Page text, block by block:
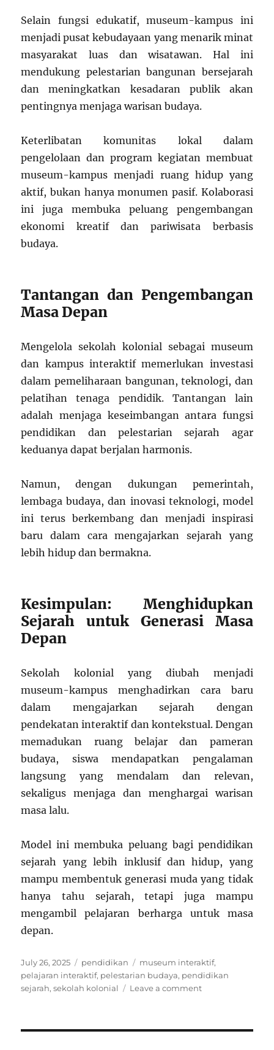
Selain fungsi edukatif, museum-kampus ini
menjadi pusat kebudayaan yang menarik minat
masyarakat luas dan wisatawan. Hal ini
mendukung pelestarian bangunan bersejarah
dan meningkatkan kesadaran publik akan
pentingnya menjaga warisan budaya.
Keterlibatan komunitas lokal dalam
pengelolaan dan program kegiatan membuat
museum-kampus menjadi ruang hidup yang
aktif, bukan hanya monumen pasif. Kolaborasi
ini juga membuka peluang pengembangan
ekonomi kreatif dan pariwisata berbasis
budaya.
Tantangan dan Pengembangan
Masa Depan
Mengelola sekolah kolonial sebagai museum
dan kampus interaktif memerlukan investasi
dalam pemeliharaan bangunan, teknologi, dan
pelatihan tenaga pendidik. Tantangan lain
adalah menjaga keseimbangan antara fungsi
pendidikan dan pelestarian sejarah agar
keduanya dapat berjalan harmonis.
Namun, dengan dukungan pemerintah,
lembaga budaya, dan inovasi teknologi, model
ini terus berkembang dan menjadi inspirasi
baru dalam cara mengajarkan sejarah yang
lebih hidup dan bermakna.
Kesimpulan: Menghidupkan
Sejarah untuk Generasi Masa
Depan
Sekolah kolonial yang diubah menjadi
museum-kampus menghadirkan cara baru
dalam mengajarkan sejarah dengan
pendekatan interaktif dan kontekstual. Dengan
memadukan ruang belajar dan pameran
budaya, siswa mendapatkan pengalaman
langsung yang mendalam dan relevan,
sekaligus menjaga dan menghargai warisan
masa lalu.
Model ini membuka peluang bagi pendidikan
sejarah yang lebih inklusif dan hidup, yang
mampu membentuk generasi muda yang tidak
hanya tahu sejarah, tetapi juga mampu
mengambil pelajaran berharga untuk masa
depan.
Posted
on
July 26, 2025 Categories
pendidikan Tags
museum interaktif,
pelajaran interaktif, pelestarian budaya, pendidikan
sejarah,sekolah kolonial Leave a commenton